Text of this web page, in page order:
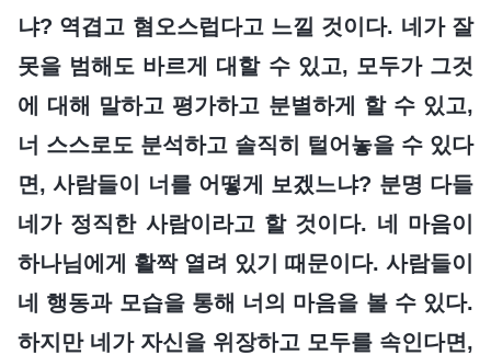
냐? 역겹고 혐오스럽다고 느낄 것이다. 네가 잘
못을 범해도 바르게 대할 수 있고, 모두가 그것
에 대해 말하고 평가하고 분별하게 할 수 있고,
너 스스로도 분석하고 솔직히 털어놓을 수 있다
면, 사람들이 너를 어떻게 보겠느냐? 분명 다들
네가 정직한 사람이라고 할 것이다. 네 마음이
하나님에게 활짝 열려 있기 때문이다. 사람들이
네 행동과 모습을 통해 너의 마음을 볼 수 있다.
하지만 네가 자신을 위장하고 모두를 속인다면,